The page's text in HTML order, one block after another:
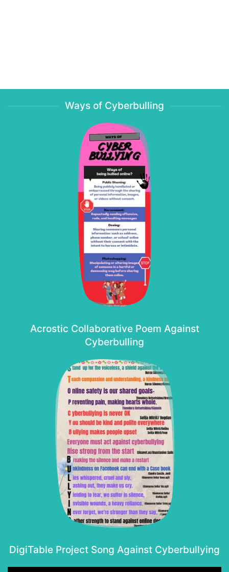
Ways of Cyberbulling
Acrostic Collaborative Poem Against
Cyberbulling
DigiTable Project Song Against Cyberbullying